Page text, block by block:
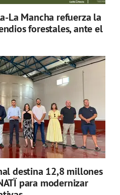
La Mancha refuerza la
forestales, ante el
destina 12,8 millones
para modernizar